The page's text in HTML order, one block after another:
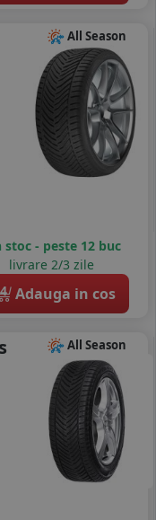
All Season
stoc - peste 12 buc
livrare 2/3 zile
4 Adauga in cos
All Season